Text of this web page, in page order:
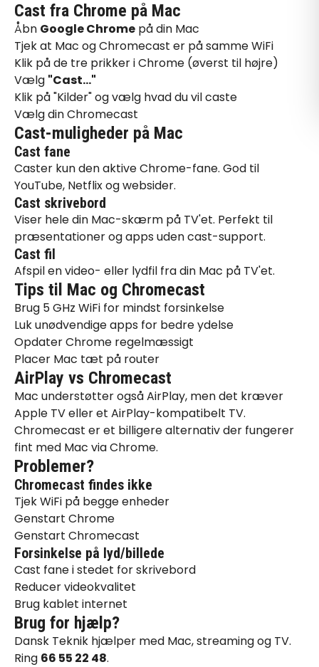
Cast fra Chrome på Mac
Åbn Google Chrome på din Mac
Tjek at Mac og Chromecast er på samme WiFi
Klik på de tre prikker i Chrome (øverst til højre)
Vælg "Cast..."
Klik på "Kilder" og vælg hvad du vil caste
Vælg din Chromecast
Cast-muligheder på Mac
Cast fane
Caster kun den aktive Chrome-fane. God til
YouTube, Netflix og websider.
Cast skrivebord
Viser hele din Mac-skærm på TV'et. Perfekt til
præsentationer og apps uden cast-support.
Cast fil
Afspil en video- eller lydfil fra din Mac på TV'et.
Tips til Mac og Chromecast
Brug 5 GHz WiFi for mindst forsinkelse
Luk unødvendige apps for bedre ydelse
Opdater Chrome regelmæssigt
Placer Mac tæt på router
AirPlay vs Chromecast
Mac understøtter også AirPlay, men det kræver
Apple TV eller et AirPlay-kompatibelt TV.
Chromecast er et billigere alternativ der fungerer
fint med Mac via Chrome.
Problemer?
Chromecast findes ikke
Tjek WiFi på begge enheder
Genstart Chrome
Genstart Chromecast
Forsinkelse på lyd/billede
Cast fane i stedet for skrivebord
Reducer videokvalitet
Brug kablet internet
Brug for hjælp?
Dansk Teknik hjælper med Mac,streamingog TV.
Ring 66 55 22 48.